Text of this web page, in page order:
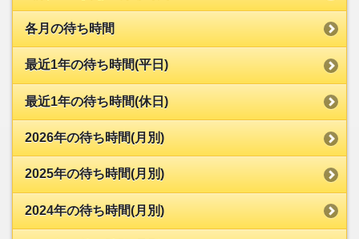
各月の待ち時間
最近1年の待ち時間(平日)
最近1年の待ち時間(休日)
2026年の待ち時間(月別)
2025年の待ち時間(月別)
2024年の待ち時間(月別)